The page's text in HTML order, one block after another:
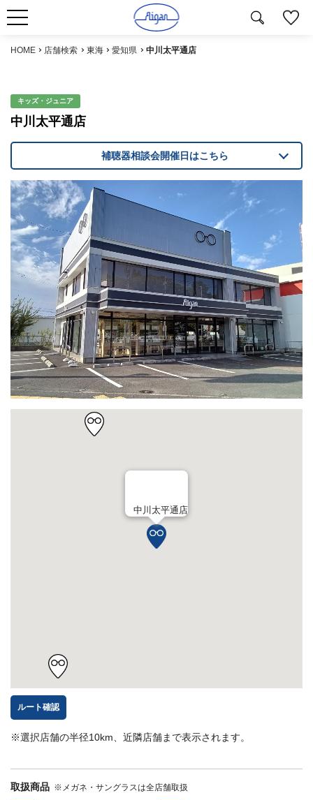
HOME 店舗検索 東海 愛知県 中川太平通店
キッズ・ジュニア
中川太平通店
取扱商品 ※メガネ・サングラスは全店舗取扱
補聴器相談会開催日はこちら
中川太平通店
ルート確認
※選択店舗の半径10km、近隣店舗まで表示されます。